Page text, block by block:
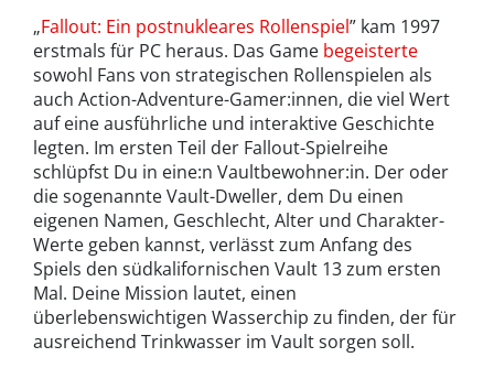
„Fallout: Ein postnukleares Rollenspiel” kam 1997
erstmals für PC heraus. Das Game begeisterte
sowohl Fans von strategischen Rollenspielen als
auch Action-Adventure-Gamer:innen, die viel Wert
auf eine ausführliche und interaktive Geschichte
legten. Im ersten Teil der Fallout-Spielreihe
schlüpfst Du in eine:n Vaultbewohner:in. Der oder
die sogenannte Vault-Dweller, dem Du einen
eigenen Namen, Geschlecht, Alter und Charakter-
Werte geben kannst, verlässt zum Anfang des
Spiels den südkalifornischen Vault 13 zum ersten
Mal. Deine Mission lautet, einen
überlebenswichtigen Wasserchip zu finden, der für
ausreichend Trinkwasser im Vault sorgen soll.